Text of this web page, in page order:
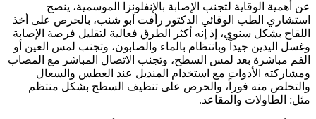
عن أهمية الوقاية لتجنب الإصابة بالإنفلونزا الموسمية، ينصح
استشاري الطب الوقائي الدكتور رأفت أبو شنب، بالحرص على أخذ
اللقاح بشكل سنوي، إذ إنه أكثر الطرق فعالية لتقليل فرصة الإصابة
وغسل اليدين جيداً وبانتظام بالماء والصابون، وتجنب لمس العين أو
الفم مباشرة بعد لمس السطح، وتجنب الاتصال المباشر مع المصاب
ومشاركته الأدوات مع استخدام المنديل عند العطس والسعال
والتخلص منه فوراً، والحرص على تنظيف السطح بشكل منتظم
مثل: الطاولات والمقاعد.